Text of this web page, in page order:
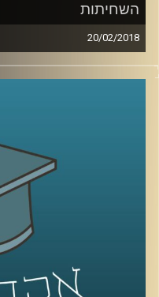
השחיתות
20/02/2018
נגע השחיתות הפך
את אין סוף
בפרשות שחיתות
הם בכל זאת
שכוונותיהם
המודל המשולש